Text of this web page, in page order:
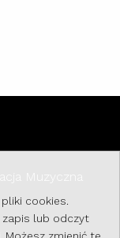
cookies.
zapis lub odczyt
Muzyczna